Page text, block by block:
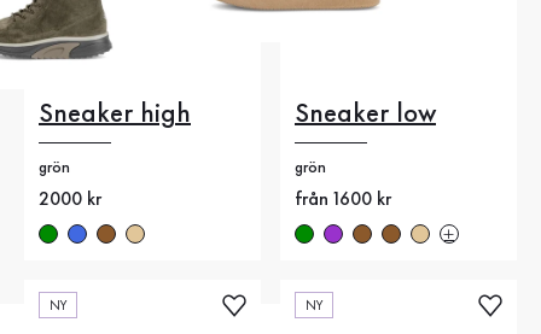
Sneaker high
grön
Nytt pris
2000 kr
Sneaker low
grön
Nytt pris
från 1600 kr
NY NY